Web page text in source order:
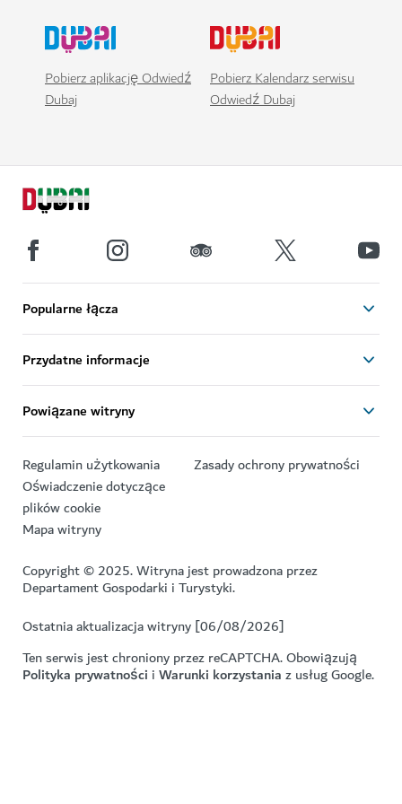
Pobierz aplikację Odwiedź
Dubaj
Pobierz Kalendarz serwisu
Odwiedź Dubaj
Popularne łącza
Przydatne informacje
Powiązane witryny
Regulamin użytkowania
Zasady ochrony prywatności
Oświadczenie dotyczące
plików cookie
Mapa witryny
Copyright © 2025. Witryna jest prowadzona przez
Departament Gospodarki i Turystyki.
Ostatnia aktualizacja witryny [06/08/2026]
Ten serwis jest chroniony przez reCAPTCHA. Obowiązują
Polityka prywatności iWarunki korzystaniaz usług Google.